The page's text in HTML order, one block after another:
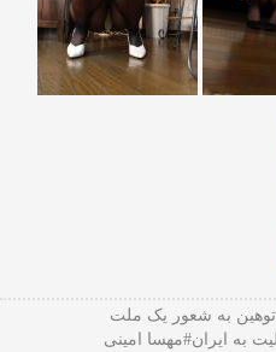
توهین به شعور یک ملت
به ایران#مهسا امینی